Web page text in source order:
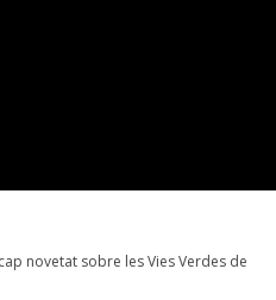
novetat sobre les Vies Verdes de